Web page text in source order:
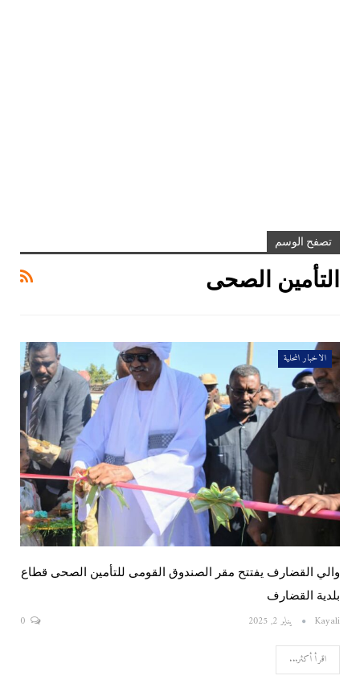
تصفح الوسم
التأمين الصحى
الاخبار المحلية
والي القضارف يفتتح مقر الصندوق القومى للتأمين الصحى قطاع
بلدية القضارف
Kayali يناير 2, 2025
اقرأ أكثر...